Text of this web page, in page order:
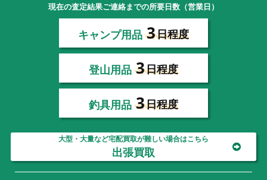
現在の査定結果ご連絡までの所要日数（営業日）
キャンプ用品 3日程度
登山用品 3日程度
釣具用品 3日程度
大型・大量など宅配買取が難しい場合はこちら
出張買取